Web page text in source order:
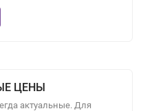
ЦЕНЫ
актуальные. Для